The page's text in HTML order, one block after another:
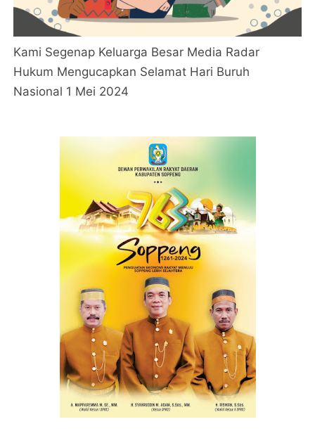
Kami Segenap Keluarga Besar Media Radar
Hukum Mengucapkan Selamat Hari Buruh
Nasional 1 Mei 2024